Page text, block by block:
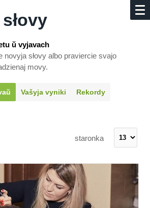
ŭ vyjavach
novyja słovy albo praviercie svajo
movy.
Vašyja vyniki Rekordy
staronka